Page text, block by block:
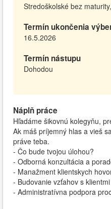
Stredoškolské bez
Termín ukončenia
16.5.2026
Termín nástupu
Dohodou
Náplň práce
Hľadáme šikovnú kolegyňu,
Ak máš príjemný hlas a vieš
práve teba.
- Čo bude tvojou úlohou?
- Odborná konzultácia a
- Manažment klientskych
- Budovanie vzťahov s klientmi
- Administratívna podpora